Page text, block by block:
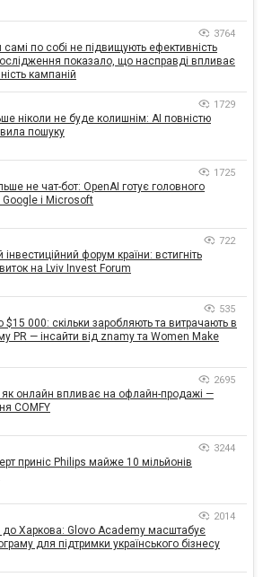
3764
самі по собі не підвищують ефективність
показало, що насправді впливає
кампаній
1729
ніколи не буде колишнім: AI повністю
пошуку
1725
не чат-бот: OpenAI готує головного
Google і Microsoft
722
форум країни: встигніть
на Lviv Invest Forum
535
$15 000: скільки заробляють та витрачають в
PR — інсайти від znamy та Women Make
2695
як онлайн впливає на офлайн-продажі —
COMFY
3244
приніс Philips майже 10 мільйонів
2014
до Харкова: Glovo Academy масштабує
для підтримки українського бізнесу